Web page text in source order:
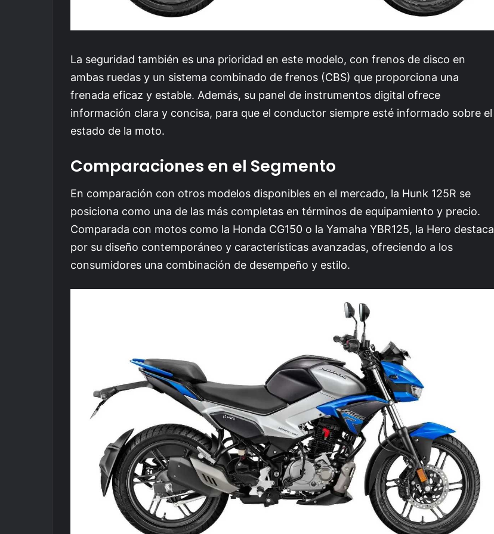
La seguridad también es una prioridad en este modelo, con frenos de disco en
ambas ruedas y un sistema combinado de frenos (CBS) que proporciona una
frenada eficaz y estable. Además, su panel de instrumentos digital ofrece
información clara y concisa, para que el conductor siempre esté informado sobre el
estado de la moto.
Comparaciones en el Segmento
En comparación con otros modelos disponibles en el mercado, la Hunk 125R se
posiciona como una de las más completas en términos de equipamiento y precio.
Comparada con motos como la Honda CG150 o la Yamaha YBR125, la Hero destaca
por su diseño contemporáneo y características avanzadas, ofreciendo a los
consumidores una combinación de desempeño y estilo.